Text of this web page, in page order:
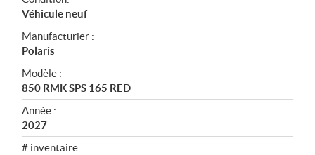
p
e
r
ç
u
Véhicule neuf
Manufacturier :
Polaris
Modèle :
850 RMK SPS 165 RED
Année :
2027
# inventaire :